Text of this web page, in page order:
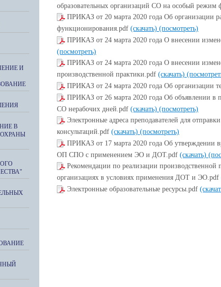
образовательных организаций СО на особый режим
ПРИКАЗ от 20 марта 2020 года Об организации
функционирования.pdf (скачать) (посмотреть)
ПРИКАЗ от 24 марта 2020 года О внесении
(посмотреть)
ПРИКАЗ от 24 марта 2020 года О внесении
производственной практики.pdf (скачать)
ПРИКАЗ от 24 марта 2020 года Об организации
ПРИКАЗ от 26 марта 2020 года Об объявлении в
СО нерабочих дней.pdf (скачать) (посмотреть)
Электронные адреса преподавателей для
консультаций.pdf (скачать) (посмотреть)
ПРИКАЗ от 17 марта 2020 года Об утверждении
ОП СПО с применением ЭО и ДОТ.pdf (скачать)
Рекомендации по реализации производственной
организациях в условиях применения ДОТ и ЭО.pdf
Электронные образовательные ресурсы.pdf
И
В